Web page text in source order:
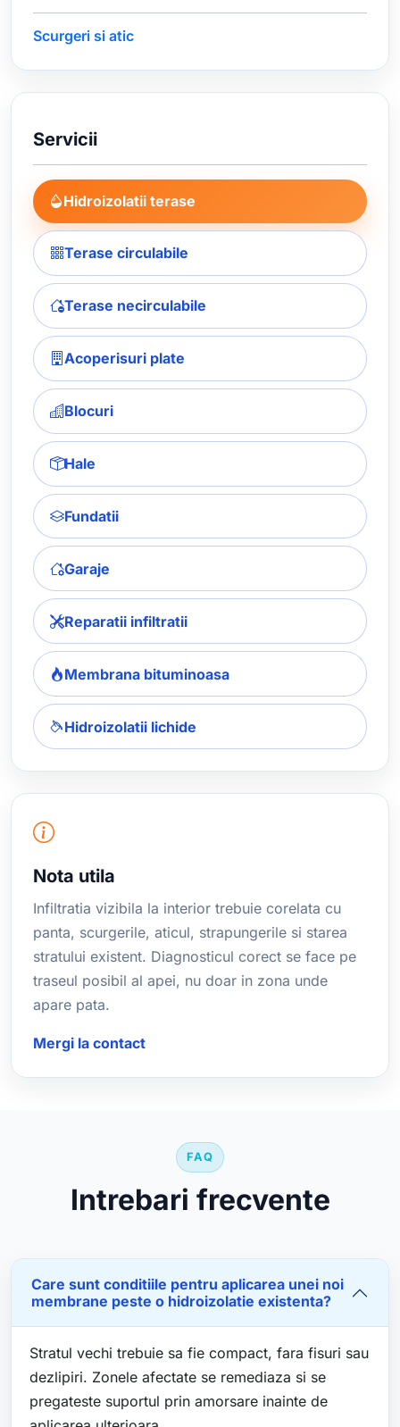
Scurgeri si atic
Servicii
Hidroizolatii terase
Terase circulabile
Terase necirculabile
Acoperisuri plate
Blocuri
Hale
Fundatii
Garaje
Reparatii infiltratii
Membrana bituminoasa
Hidroizolatii lichide
Nota utila
Infiltratia vizibila la interior trebuie corelata cu
panta, scurgerile, aticul, strapungerile si starea
stratului existent. Diagnosticul corect se face pe
traseul posibil al apei, nu doar in zona unde
apare pata.
Mergi la contact
FAQ
Intrebari frecvente
Care sunt conditiile pentru aplicarea unei noi
membrane peste o hidroizolatie existenta?
Stratul vechi trebuie sa fie compact, fara fisuri sau
dezlipiri. Zonele afectate se remediaza si se
pregateste suportul prin amorsare inainte de